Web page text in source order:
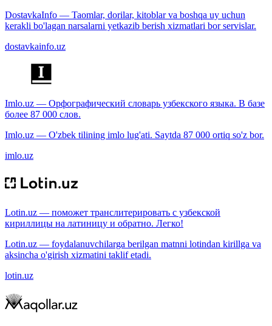
DostavkaInfo — Taomlar, dorilar, kitoblar va boshqa uy uchun
kerakli bo'lagan narsalarni yetkazib berish xizmatlari bor servislar.
dostavkainfo.uz
Imlo.uz — Орфографический словарь узбекского языка. В базе
более 87 000 слов.
Imlo.uz — O'zbek tilining imlo lug'ati. Saytda 87 000 ortiq so'z bor.
imlo.uz
Lotin.uz — поможет транслитерировать с узбекской
кириллицы на латиницу и обратно. Легко!
Lotin.uz — foydalanuvchilarga berilgan matnni lotindan kirillga va
aksincha o'girish xizmatini taklif etadi.
lotin.uz